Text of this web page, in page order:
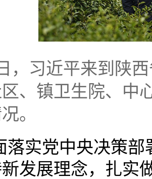
，习近平来到陕
、镇卫生院、中
。
落实党中央决策
发展理念，扎实